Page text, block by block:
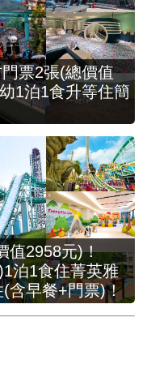
票2張(總價值
1泊1食升等住簡
值2958元)！
泊1食住菁英雅
含早餐+門票)！